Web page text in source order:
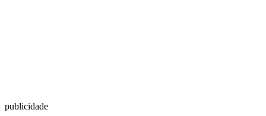
publicidade